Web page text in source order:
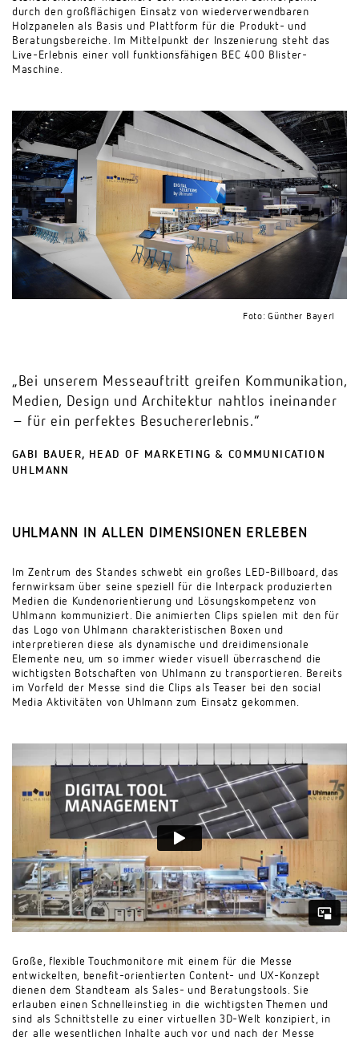
durch den großflächigen Einsatz von wiederverwendbaren
Holzpanelen als Basis und Plattform für die Produkt- und
Beratungsbereiche. Im Mittelpunkt der Inszenierung steht das
Live-Erlebnis einer voll funktionsfähigen BEC 400 Blister-
Maschine.
Foto: Günther Bayerl
„Bei unserem Messeauftritt greifen Kommunikation,
Medien, Design und Architektur nahtlos ineinander
– für ein perfektes Besuchererlebnis.”
GABI BAUER, HEAD OF MARKETING & COMMUNICATION
UHLMANN
UHLMANN IN ALLEN DIMENSIONEN ERLEBEN
Im Zentrum des Standes schwebt ein großes LED-Billboard, das
fernwirksam über seine speziell für die Interpack produzierten
Medien die Kundenorientierung und Lösungskompetenz von
Uhlmann kommuniziert. Die animierten Clips spielen mit den für
das Logo von Uhlmann charakteristischen Boxen und
interpretieren diese als dynamische und dreidimensionale
Elemente neu, um so immer wieder visuell überraschend die
wichtigsten Botschaften von Uhlmann zu transportieren. Bereits
im Vorfeld der Messe sind die Clips als Teaser bei den social
Media Aktivitäten von Uhlmann zum Einsatz gekommen.
Große, flexible Touchmonitore mit einem für die Messe
entwickelten, benefit-orientierten Content- und UX-Konzept
dienen dem Standteam als Sales- und Beratungstools. Sie
erlauben einen Schnelleinstieg in die wichtigsten Themen und
sind als Schnittstelle zu einer virtuellen 3D-Welt konzipiert, in
der alle wesentlichen Inhalte auch vor und nach der Messe